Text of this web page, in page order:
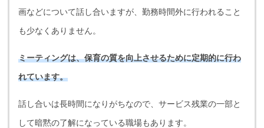
画などについて話し合いますが、勤務時間外に行われること
も少なくありません。
ミーティングは、保育の質を向上させるために定期的に行わ
れています。
話し合いは長時間になりがちなので、サービス残業の一部と
して暗黙の了解になっている職場もあります。